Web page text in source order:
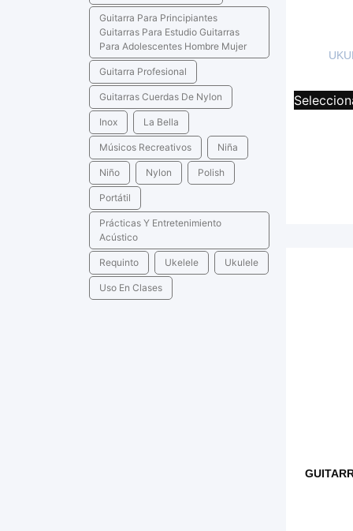
Guitarra Para Principiantes
Guitarras Para Estudio Guitarras
Para Adolescentes Hombre Mujer
Guitarra Profesional
Guitarras Cuerdas De Nylon
Inox La Bella
Músicos Recreativos Niña
Niño Nylon Polish
Portátil
Prácticas Y Entretenimiento
Acústico
Requinto Ukelele Ukulele
Uso En Clases